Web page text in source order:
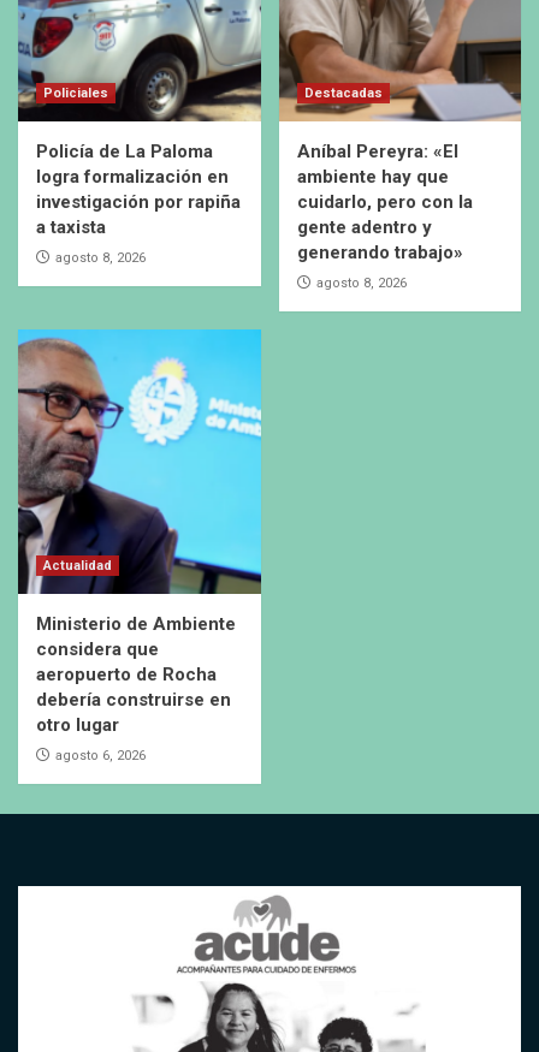
Policiales
Policía de La Paloma
logra formalización en
investigación por rapiña
a taxista
agosto 8, 2026
Destacadas
Aníbal Pereyra: «El
ambiente hay que
cuidarlo, pero con la
gente adentro y
generando trabajo»
agosto 8, 2026
Actualidad
Ministerio de Ambiente
considera que
aeropuerto de Rocha
debería construirse en
otro lugar
agosto 6, 2026